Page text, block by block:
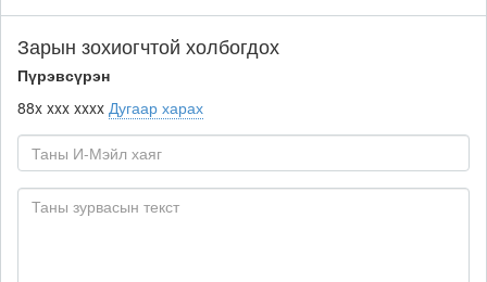
Зарын зохиогчтой холбогдох
Пүрэвсүрэн
88x xxx xxxx Дугаар харах